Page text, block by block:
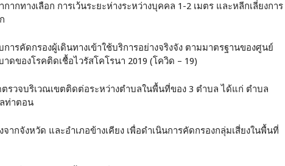
กทางเลือก การเว้นระยะห่างระหว่างบุคคล 1-2 เมตร และหลีกเลี่ยงการ
ารคัดกรองผู้เดินทางเข้าใช้บริการอย่างจริงจัง ตามมาตรฐานของศูนย์
ดของโรคติดเชื้อไวรัสโคโรนา 2019 (โควิด – 19)
รวจบริเวณเขตติดต่อระหว่างตำบลในพื้นที่ของ 3 ตำบล ได้แก่ ตำบล
ท่าตอน
ากจังหวัด และอำเภอข้างเคียง เพื่อดำเนินการคัดกรองกลุ่มเสี่ยงในพื้นที่